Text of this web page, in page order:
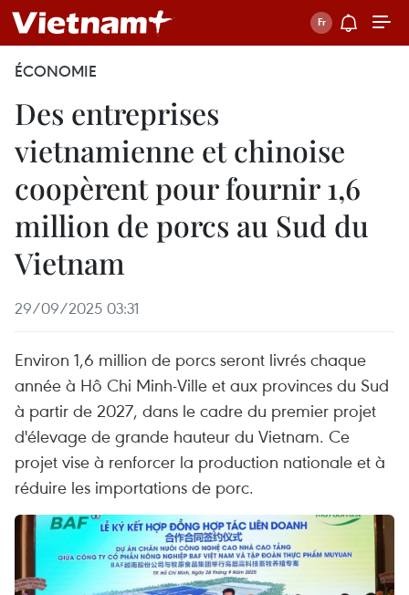
ÉCONOMIE
Des entreprises
vietnamienne et chinoise
coopèrent pour fournir 1,6
million de porcs au Sud du
Vietnam
29/09/2025 03:31
Environ 1,6 million de porcs seront livrés chaque
année à Hô Chi Minh-Ville et aux provinces du Sud
à partir de 2027, dans le cadre du premier projet
d'élevage de grande hauteur du Vietnam. Ce
projet vise à renforcer la production nationale et à
réduire les importations de porc.